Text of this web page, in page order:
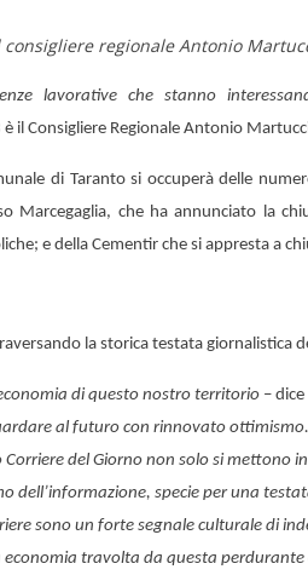
regionale Antonio
lavorative che stanno
il Consigliere Regionale Antonio
di Taranto si occuperà delle
Marcegaglia, che ha annunciato la
e della Cementir che si appresta a
la storica testata giornalistica
economia di questo nostro territorio –
al futuro con rinnovato ottimismo.
del Giorno non solo si mettono
dell’informazione, specie per una
sono un forte segnale culturale di
travolta da questa perdurante